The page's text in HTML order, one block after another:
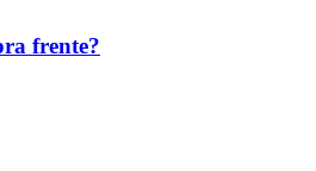
frente?